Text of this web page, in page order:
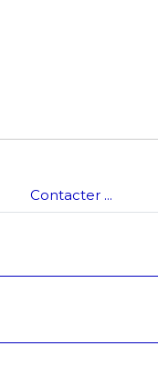
Contacter ...